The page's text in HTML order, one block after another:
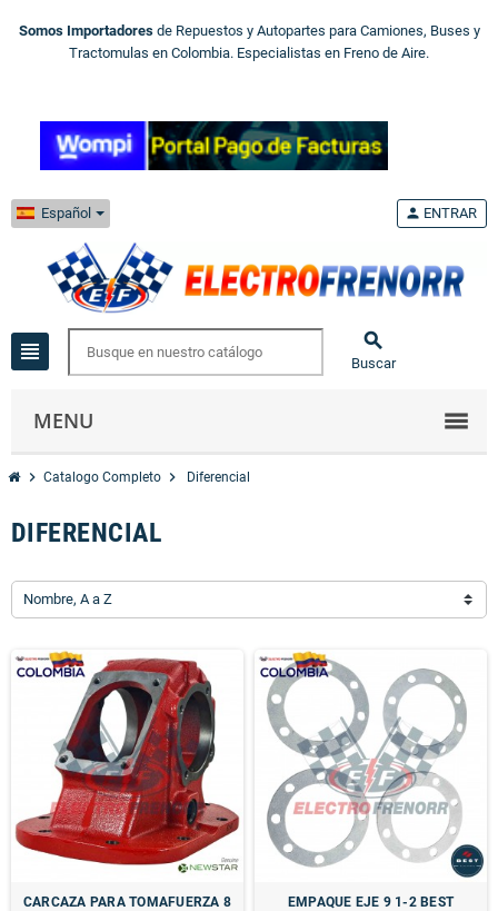
Somos Importadores de Repuestos y Autopartes para Camiones, Buses y
Tractomulas en Colombia. Especialistas en Freno de Aire.
Español
view_headline 
Buscar
person ENTRAR
MENU
chevron_right Catalogo Completo chevron_right Diferencial
DIFERENCIAL
Nombre, A a Z
CARCAZA PARA TOMAFUERZA 8
EMPAQUE EJE 9 1-2 BEST